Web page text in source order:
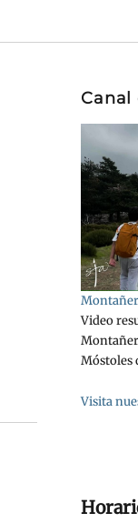
Canal
Video
Móstoles
Visita